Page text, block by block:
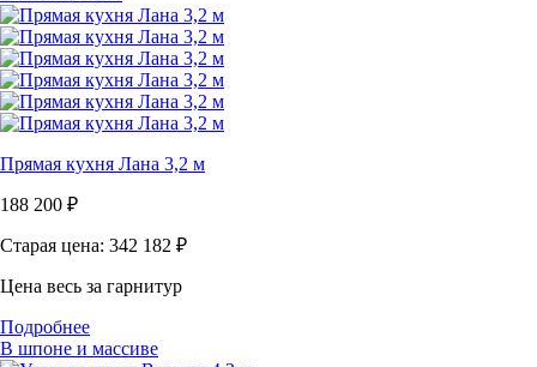
Прямая кухня Лана 3,2 м
188 200 ₽
Старая цена: 342 182 ₽
Цена весь за гарнитур
Подробнее
В шпоне и массиве